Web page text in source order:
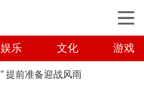
娱乐 文化 游戏
提前准备迎战风雨